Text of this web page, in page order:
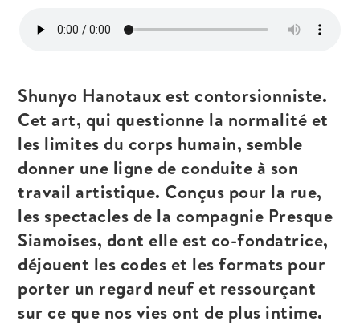
Shunyo Hanotaux est contorsionniste.
Cet art, qui questionne la normalité et
les limites du corps humain, semble
donner une ligne de conduite à son
travail artistique. Conçus pour la rue,
les spectacles de la compagnie Presque
Siamoises, dont elle est co-fondatrice,
déjouent les codes et les formats pour
porter un regard neufet ressourçant
sur ce que nos vies ont de plus intime.